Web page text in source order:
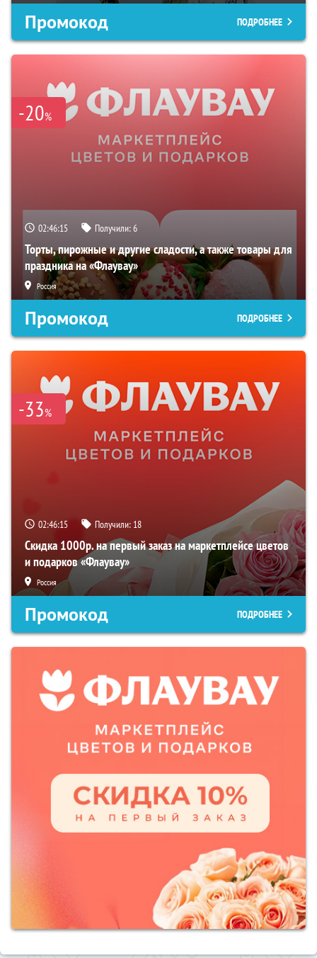
Промокод ПОДРОБНЕЕ
-20%
02:46:14 Получили:6
Торты, пирожные и другие сладости, а также товары для
праздника на «Флаувау»
Россия
Промокод ПОДРОБНЕЕ
-33%
02:46:14 Получили: 18
Скидка 1000р. на первый заказ на маркетплейсе цветов
и подарков «Флаувау»
Россия
Промокод ПОДРОБНЕЕ